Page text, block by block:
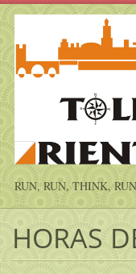
RUN, RUN, THINK, RUN
HORAS